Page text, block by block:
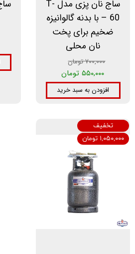
ساج نان پزی مدل T-
60 – با بدنه گالوانیزه
ضخیم برای پخت
نان محلی
۷۰۰,۰۰۰ تومان
۵۵۰,۰۰۰ تومان
افزودن به سبد خرید
تخفیف
۱,۰۵۰,۰۰۰ تومان